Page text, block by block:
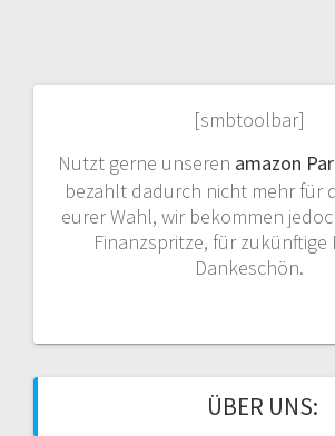
[smbtoolbar]
Nutzt gerne unseren amazon
bezahlt dadurch nicht mehr für
eurer Wahl, wir bekommen
Finanzspritze, für zukünftige
Dankeschön.
ÜBER UNS: